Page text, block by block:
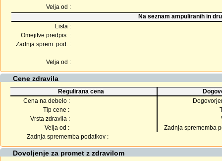
Velja od :
Na seznam ampuliranih in
Lista :
Omejitve predpis. :
Zadnja sprem. pod. :
Velja od :
Cene zdravila
Regulirana cena
Cena na debelo :
Tip cene :
Vrsta zdravila :
Velja od :
Zadnja sprememba
Zadnja sprememba podatkov :
Dovoljenje za promet z zdravilom